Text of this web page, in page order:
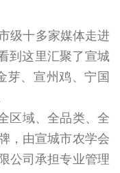
十多家媒体走进
到这里汇聚了宣城
芽、宣州鸡、宁国
域、全品类、全
，由宣城市农学会
公司承担专业管理